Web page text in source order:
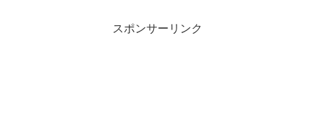
スポンサーリンク